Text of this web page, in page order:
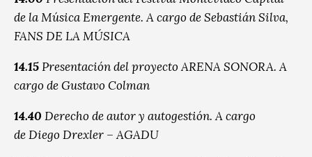
de la Música Emergente. A cargo de Sebastián Silva,
FANS DE LA MÚSICA
14.15Presentación del proyecto ARENA SONORA. A
cargo de Gustavo Colman
14.40 Derecho de autor y autogestión. A cargo
de Diego Drexler – AGADU